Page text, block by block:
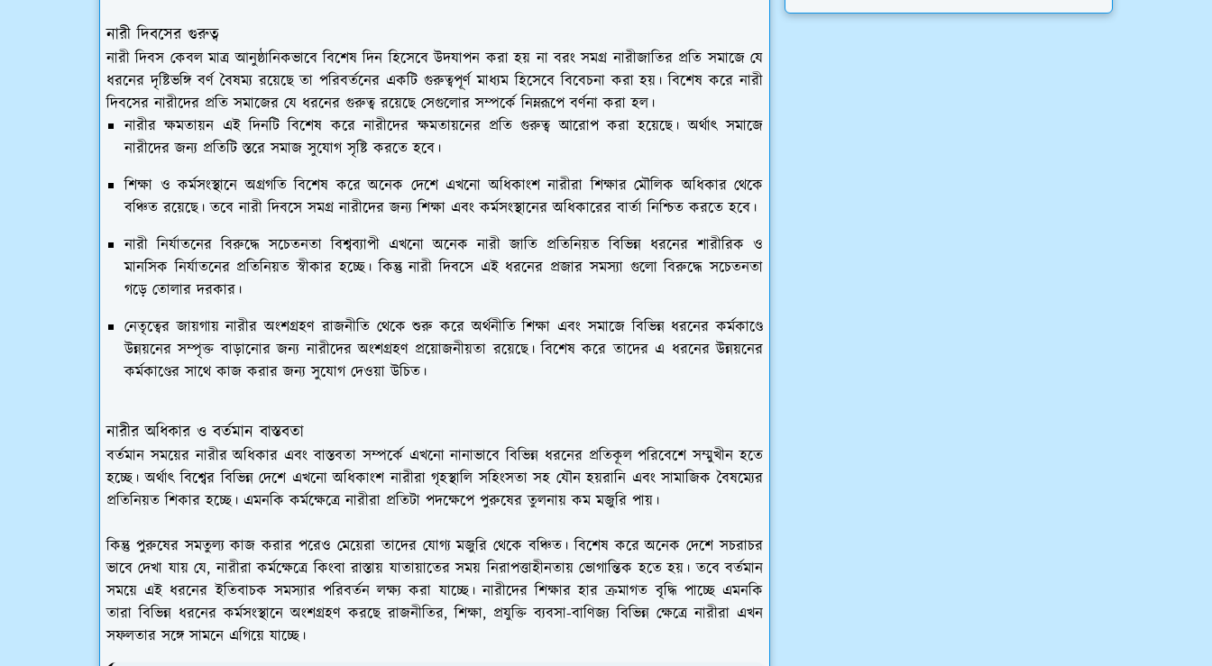
নারী দিবসের গুরুত্ব
নারী দিবস কেবল মাত্র আনুষ্ঠানিকভাবে বিশেষ দিন হিসেবে উদযাপন করা হয় না বরং সমগ্র নারীজাতির প্রতি সমাজে যে
ধরনের দৃষ্টিভঙ্গি বর্ণ বৈষম্য রয়েছে তা পরিবর্তনের একটি গুরুত্বপূর্ণ মাধ্যম হিসেবে বিবেচনা করা হয়। বিশেষ করে নারী
দিবসের নারীদের প্রতি সমাজের যে ধরনের গুরুত্ব রয়েছে সেগুলোর সম্পর্কে নিম্নরূপে বর্ণনা করা হল।
নারীর ক্ষমতায়ন এই দিনটি বিশেষ করে নারীদের ক্ষমতায়নের প্রতি গুরুত্ব আরোপ করা হয়েছে। অর্থাৎ সমাজে
নারীদের জন্য প্রতিটি স্তরে সমাজ সুযোগ সৃষ্টি করতে হবে।
শিক্ষা ও কর্মসংস্থানে অগ্রগতি বিশেষ করে অনেক দেশে এখনো অধিকাংশ নারীরা শিক্ষার মৌলিক অধিকার থেকে
বঞ্চিত রয়েছে। তবে নারী দিবসে সমগ্র নারীদের জন্য শিক্ষা এবং কর্মসংস্থানের অধিকারের বার্তা নিশ্চিত করতে হবে।
নারী নির্যাতনের বিরুদ্ধে সচেতনতা বিশ্বব্যাপী এখনো অনেক নারী জাতি প্রতিনিয়ত বিভিন্ন ধরনের শারীরিক ও
মানসিক নির্যাতনের প্রতিনিয়ত স্বীকার হচ্ছে। কিন্তু নারী দিবসে এই ধরনের প্রজার সমস্যা গুলো বিরুদ্ধে সচেতনতা
গড়ে তোলার দরকার।
নেতৃত্বের জায়গায় নারীর অংশগ্রহণ রাজনীতি থেকে শুরু করে অর্থনীতি শিক্ষা এবং সমাজে বিভিন্ন ধরনের কর্মকাণ্ডে
উন্নয়নের সম্পৃক্ত বাড়ানোর জন্য নারীদের অংশগ্রহণ প্রয়োজনীয়তা রয়েছে। বিশেষ করে তাদের এ ধরনের উন্নয়নের
কর্মকাণ্ডের সাথে কাজ করার জন্য সুযোগ দেওয়া উচিত।
নারীর অধিকার ও বর্তমান বাস্তবতা
বর্তমান সময়ের নারীর অধিকার এবং বাস্তবতা সম্পর্কে এখনো নানাভাবে বিভিন্ন ধরনের প্রতিকূল পরিবেশে সম্মুখীন হতে
হচ্ছে। অর্থাৎ বিশ্বের বিভিন্ন দেশে এখনো অধিকাংশ নারীরা গৃহস্থালি সহিংসতা সহ যৌন হয়রানি এবং সামাজিক বৈষম্যের
প্রতিনিয়ত শিকার হচ্ছে। এমনকি কর্মক্ষেত্রে নারীরা প্রতিটা পদক্ষেপে পুরুষের তুলনায় কম মজুরি পায়।
কিন্তু পুরুষের সমতুল্য কাজ করার পরেও মেয়েরা তাদের যোগ্য মজুরি থেকে বঞ্চিত। বিশেষ করে অনেক দেশে সচরাচর
ভাবে দেখা যায় যে, নারীরা কর্মক্ষেত্রে কিংবা রাস্তায় যাতায়াতের সময় নিরাপত্তাহীনতায় ভোগান্তিক হতে হয়। তবে বর্তমান
সময়ে এই ধরনের ইতিবাচক সমস্যার পরিবর্তন লক্ষ্য করা যাচ্ছে। নারীদের শিক্ষার হার ক্রমাগত বৃদ্ধি পাচ্ছে এমনকি
তারা বিভিন্ন ধরনের কর্মসংস্থানে অংশগ্রহণ করছে রাজনীতির, শিক্ষা, প্রযুক্তি ব্যবসা-বাণিজ্য বিভিন্ন ক্ষেত্রে নারীরা এখন
সফলতার সঙ্গে সামনে এগিয়ে যাচ্ছে।